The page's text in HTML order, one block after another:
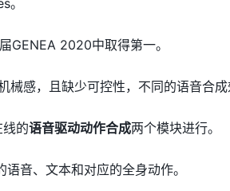
2020中取得第一。
感，且缺少可控性，不同的语音合成
的语音驱动动作合成两个模块进行。
音、文本和对应的全身动作。